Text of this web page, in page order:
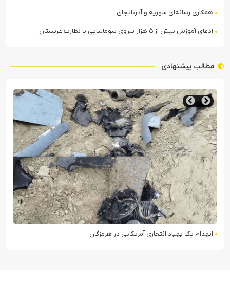
همکاری رسانه‌ای سوریه و آذربایجان
ادعای آموزش بیش از ۵ هزار نیروی سومالیایی با نظارت عربستان
مطالب پیشنهادی
انهدام یک پهپاد انتحاری آمریکایی در هرمزگان